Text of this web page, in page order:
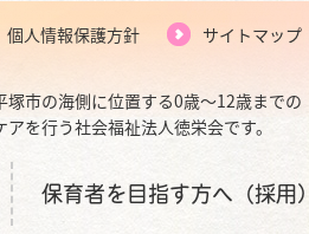
個人情報保護方針 サイトマップ
塚市の海側に位置する0歳～12歳までの
アを行う社会福祉法人徳栄会です。
保育者を目指す方へ（採用）